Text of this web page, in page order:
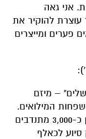
אני גאה
עוצרת להוקיר את
פערים ומייצרים
– מיזם
המילואים.
במסגרת פעילותו, מפעיל הארגון כ-3,000 מתנדבים
סיוע לכאלף